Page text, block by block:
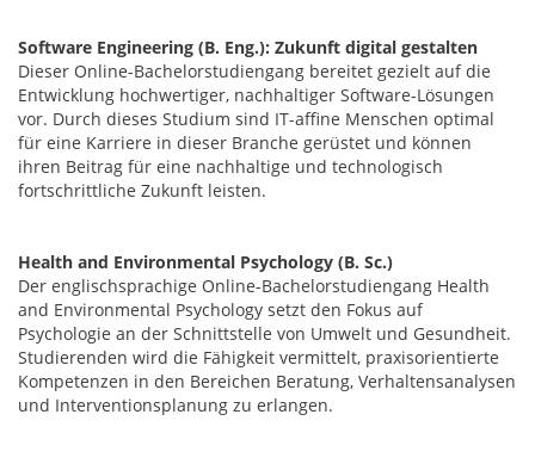
Software Engineering (B. Eng.): Zukunft digital gestalten
Dieser Online-Bachelorstudiengang bereitet gezielt auf die
Entwicklung hochwertiger, nachhaltiger Software-Lösungen
vor. Durch dieses Studium sind IT-affine Menschen optimal
für eine Karriere in dieser Branche gerüstet und können
ihren Beitrag für eine nachhaltige und technologisch
fortschrittliche Zukunft leisten.
Health and Environmental Psychology (B. Sc.)
Der englischsprachige Online-Bachelorstudiengang Health
and Environmental Psychology setzt den Fokus auf
Psychologie an der Schnittstelle von Umwelt und Gesundheit.
Studierenden wird die Fähigkeit vermittelt, praxisorientierte
Kompetenzen in den Bereichen Beratung, Verhaltensanalysen
und Interventionsplanung zu erlangen.